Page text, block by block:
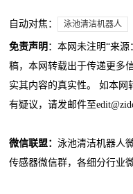
自动对焦： 泳池清洁机器人
免责声明 ：本网未注明“来
稿，本网转载出于传递更多
实其内容的真实性。 如本网
有疑议，请发邮件至
微信联盟：泳池清洁机器人
传感器微信群，各细分行业